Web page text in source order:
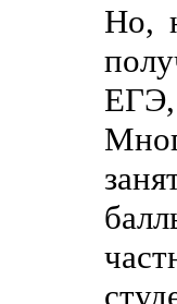
Но,